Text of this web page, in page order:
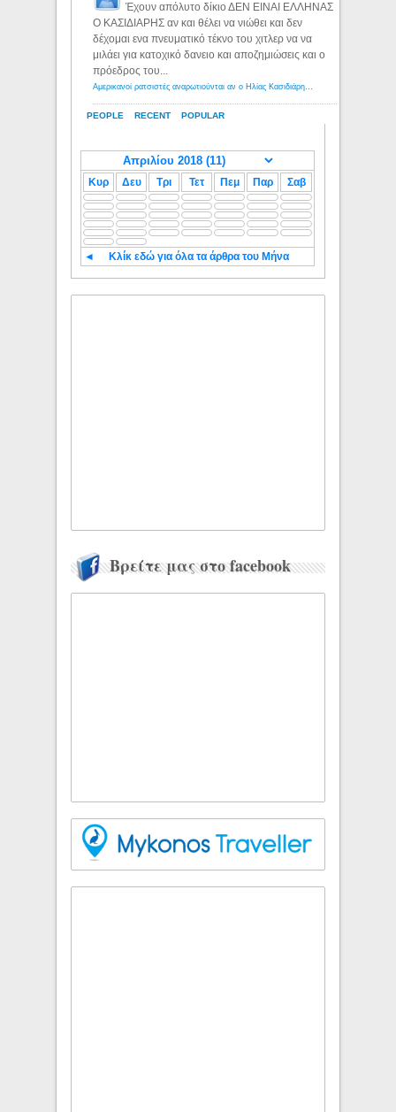
PEOPLE RECENT POPULAR
Έχουν απόλυτο δίκιο ΔΕΝ ΕΙΝΑΙ ΕΛΛΗΝΑΣ
Ο ΚΑΣΙΔΙΑΡΗΣ αν και θέλει να νιώθει και δεν
δέχομαι ενα πνευματικό τέκνο του χιτλερ να να
μιλάει για κατοχικό δανειο και αποζημιώσεις και ο
πρόεδρος του...
Αμερικανοί ρατσιστές αναρωτιούνται αν ο Ηλίας Κασιδιάρης ανήκει στη λευκή φυλή... - Λόγιος Ερμής
Κυρ Δευ Τρι Τετ Πεμ Παρ Σαβ
◄ Κλίκ εδώ για όλα τα άρθρα του Μήνα
Βρείτε μας στο facebook